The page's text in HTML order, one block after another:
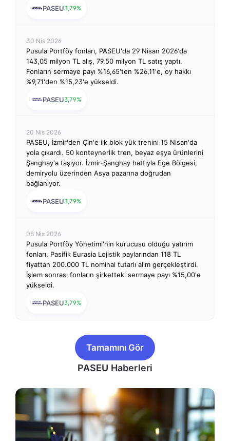
PASEU3,79%
30 Nis 2026
Pusula Portföy fonları, PASEU'da 29 Nisan 2026'da
143,05 milyon TL alış, 79,50 milyon TL satış yaptı.
Fonların sermaye payı %16,65'ten %26,11'e, oy hakkı
%9,71'den %15,23'e yükseldi.
PASEU3,79%
20 Nis 2026
PASEU, İzmir'den Çin'e ilk blok yük trenini 15 Nisan'da
yola çıkardı. 50 konteynerlik tren, beyaz eşya ürünlerini
Şanghay'a taşıyor. İzmir-Şanghay hattıyla Ege Bölgesi,
demiryolu üzerinden Asya pazarına doğrudan
bağlanıyor.
PASEU3,79%
08 Nis 2026
Pusula Portföy Yönetimi'nin kurucusu olduğu yatırım
fonları, Pasifik Eurasia Lojistik paylarından 118 TL
fiyattan 200.000 TL nominal tutarlı alım gerçekleştirdi.
İşlem sonrası fonların şirketteki sermaye payı %15,00'e
yükseldi.
PASEU3,79%
Tamamını Gör
PASEU Haberleri